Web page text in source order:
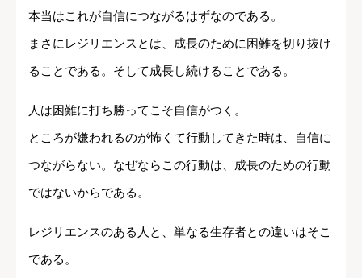
本当はこれが自信につながるはずなのである。
まさにレジリエンスとは、成長のために困難を切り抜け
ることである。そして成長し続けることである。
人は困難に打ち勝ってこそ自信がつく。
ところが嫌われるのが怖くて行動してきた時は、自信に
つながらない。なぜならこの行動は、成長のための行動
ではないからである。
レジリエンスのある人と、単なる生存者との違いはそこ
である。